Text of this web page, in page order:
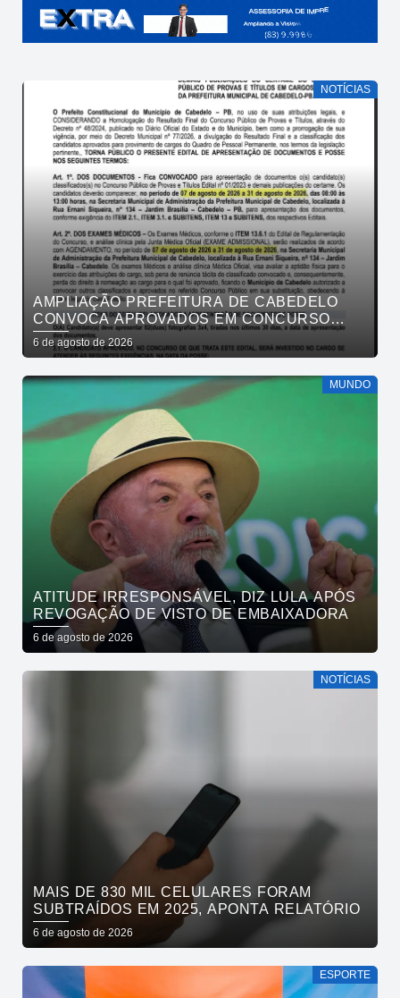
NOTÍCIAS
AMPLIAÇÃO PREFEITURA DE CABEDELO
CONVOCA APROVADOS EM CONCURSO
PÚBLICO DA SAÚDE PARA APRESENTAÇÃO
DE DOCUMENTOS
6 de agosto de 2026
MUNDO
ATITUDE IRRESPONSÁVEL, DIZ LULA APÓS
REVOGAÇÃO DE VISTO DE EMBAIXADORA
6 de agosto de 2026
NOTÍCIAS
MAIS DE 830 MIL CELULARES FORAM
SUBTRAÍDOS EM 2025, APONTA RELATÓRIO
6 de agosto de 2026
ESPORTE